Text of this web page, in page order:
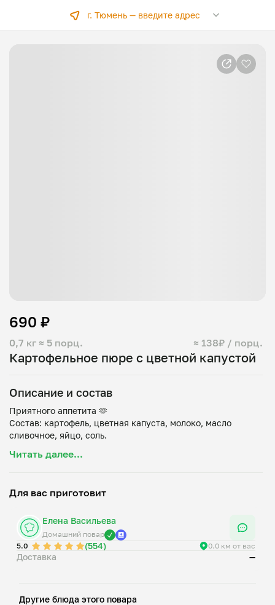
г. Тюмень — введите адрес
Картофельное пюре с цветной капустой
0,7 кг ≈ 5 порц. ≈ 138₽ / порц.
690 ₽
Описание и состав
Приятного аппетита 🫶
Состав: картофель, цветная капуста, молоко, масло
Читать далее...
Для вас приготовит
Елена Васильева
Домашний повар
5.0
(554) 0.0 км от вас
Доставка —
Другие блюда этого повара